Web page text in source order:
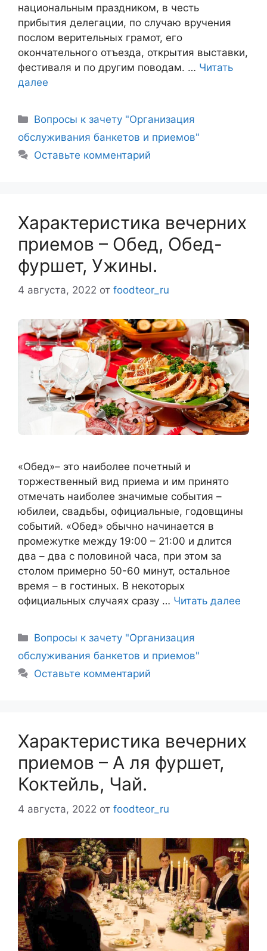
национальным праздником, в честь
прибытия делегации, по случаю вручения
послом верительных грамот, его
окончательного отъезда, открытия выставки,
фестиваля и по другим поводам. … Читать
далее
Рубрики
Вопросы к зачету "Организация
обслуживания банкетов и приемов"
Оставьте комментарий
Характеристика вечерних
приемов – Обед, Обед-
фуршет, Ужины.
4 августа, 2022 от foodteor_ru
«Обед»– это наиболее почетный и
торжественный вид приема и им принято
отмечать наиболее значимые события –
юбилеи, свадьбы, официальные, годовщины
событий. «Обед» обычно начинается в
промежутке между 19:00 – 21:00 и длится
два – два с половиной часа, при этом за
столом примерно 50-60 минут, остальное
время – в гостиных. В некоторых
официальных случаях сразу … Читать далее
Рубрики
Вопросы к зачету "Организация
обслуживания банкетов и приемов"
Оставьте комментарий
Характеристика вечерних
приемов – А ля фуршет,
Коктейль, Чай.
4 августа, 2022 от foodteor_ru